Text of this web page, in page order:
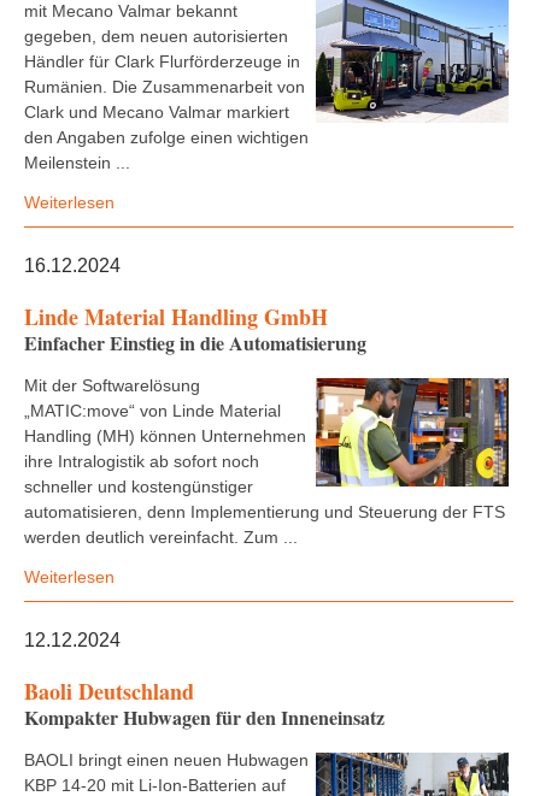
mit Mecano Valmar bekannt
gegeben, dem neuen autorisierten
Händler für Clark Flurförderzeuge in
Rumänien. Die Zusammenarbeit von
Clark und Mecano Valmar markiert
den Angaben zufolge einen wichtigen
Meilenstein ...
Weiterlesen
16.12.2024
Linde Material Handling GmbH
Einfacher Einstieg in die Automatisierung
Mit der Softwarelösung
„MATIC:move“ von Linde Material
Handling (MH) können Unternehmen
ihre Intralogistik ab sofort noch
schneller und kostengünstiger
automatisieren, denn Implementierung und Steuerung der FTS
werden deutlich vereinfacht. Zum ...
Weiterlesen
12.12.2024
Baoli Deutschland
Kompakter Hubwagen für den Inneneinsatz
BAOLI bringt einen neuen Hubwagen
KBP 14-20 mit Li-Ion-Batterien auf